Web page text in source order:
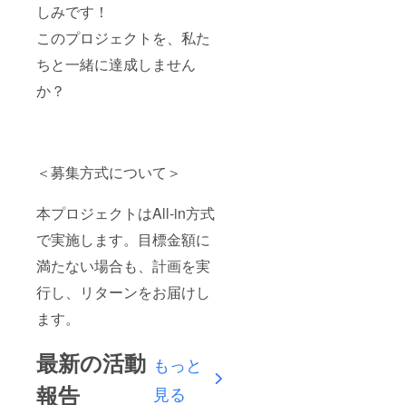
しみです！
このプロジェクトを、私た
ちと一緒に達成しません
か？
＜募集方式について＞
本プロジェクトはAll-in方式
で実施します。目標金額に
満たない場合も、計画を実
行し、リターンをお届けし
ます。
最新の活動
報告
もっと
見る